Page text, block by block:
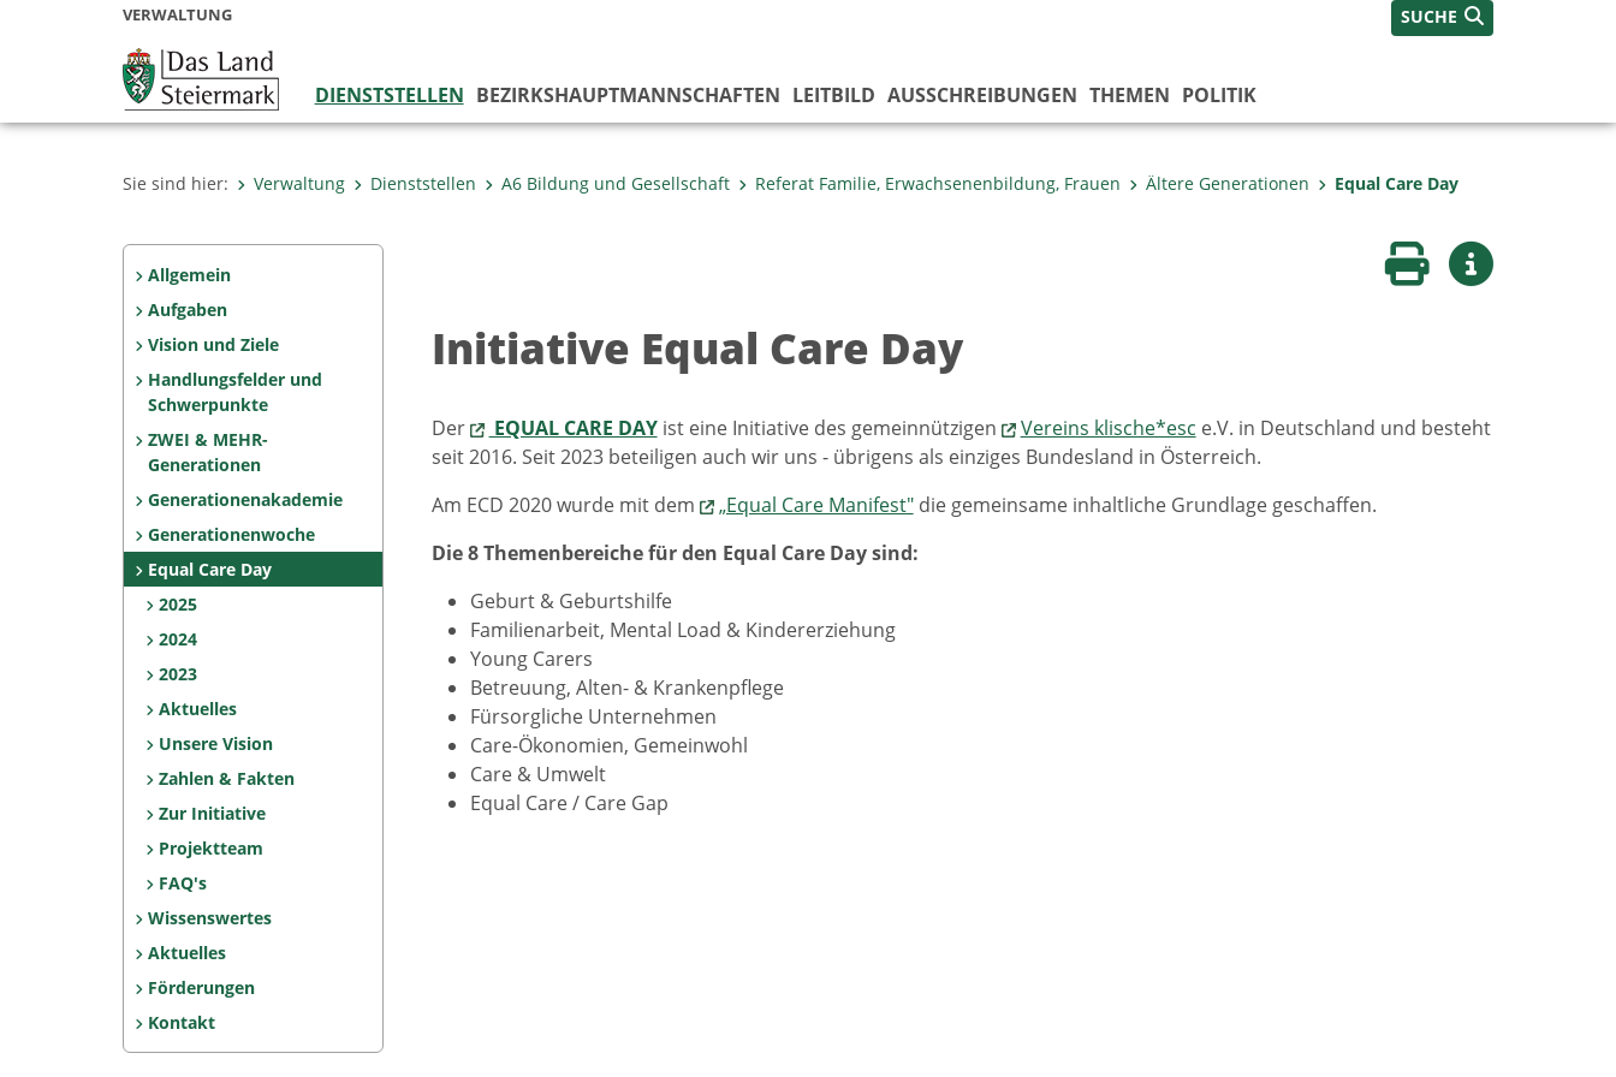
VERWALTUNG SUCHE
DIENSTSTELLEN BEZIRKS­HAUPTMANNSCHAFTEN LEITBILD AUSSCHREIBUNGEN THEMEN POLITIK
Sie sind hier: Verwaltung Dienststellen A6 Bildung und Gesellschaft Referat Familie, Erwachsenenbildung, Frauen Ältere Generationen Equal Care Day
Allgemein
Aufgaben
Vision und Ziele
Handlungsfelder und
Schwerpunkte
ZWEI & MEHR-
Generationen
Generationenakademie
Generationenwoche
Equal Care Day
2025
2024
2023
Aktuelles
Unsere Vision
Zahlen & Fakten
Zur Initiative
Projektteam
FAQ's
Wissenswertes
Aktuelles
Förderungen
Kontakt
Seite druckenWeitere Infos
Initiative Equal Care Day
Der EQUAL CARE DAYist eine Initiative des gemeinnützigen Vereins klische*esc e.V. in Deutschland und besteht
seit 2016. Seit 2023 beteiligen auch wir uns - übrigens als einziges Bundesland in Österreich.
Am ECD 2020 wurde mit dem
„Equal Care Manifest"die gemeinsame inhaltliche Grundlage geschaffen.
Die 8 Themenbereiche für den Equal Care Day sind:
Geburt & Geburtshilfe
Familienarbeit, Mental Load & Kindererziehung
Young Carers
Betreuung, Alten- & Krankenpflege
Fürsorgliche Unternehmen
Care-Ökonomien, Gemeinwohl
Care & Umwelt
Equal Care / Care Gap